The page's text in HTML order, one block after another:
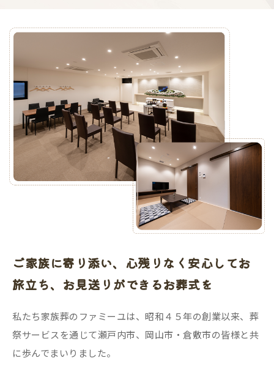
ご家族に寄り添い、 心残りなく安心してお
旅立ち、 お見送りができるお葬式を
私たち家族葬のファミーユは、昭和４５年の創業以来、葬
祭サービスを通じて瀬戸内市、岡山市・倉敷市の皆様と共
に歩んでまいりました。